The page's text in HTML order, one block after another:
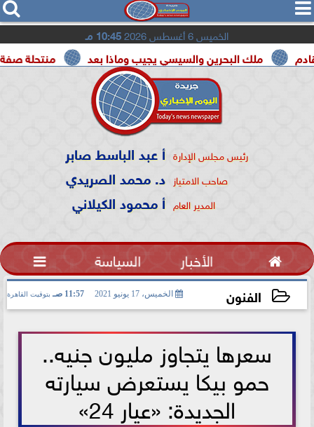
  
الخميس 6 أغسطس 2026 10:45 مـ
منتحلة صفة صحفية ملك البحرين والسيسي يجيب وماذا بعد
رئيس مجلس الإدارة أ عبد الباسط صابر
صاحب الامتياز د. محمد الصريدي
المدير العام أ محمود الكيلاني
 الأخبار السياسة 
الفنون الخميس، 17 يونيو 2021 11:57 صـ بتوقيت القاهرة
سعرها يتجاوز مليون جنيه..
حمو بيكا يستعرض سيارته
الجديدة: «عيار 24»